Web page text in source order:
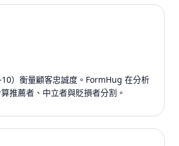
）衡量顧客忠誠度。FormHug 在分析
推薦者、中立者與貶損者分割。